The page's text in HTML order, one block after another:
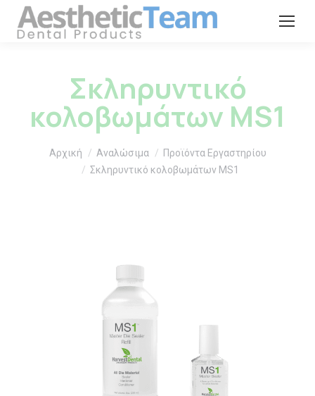
Σκληρυντικό
κολοβωμάτων MS1
You are here:
Αρχική Αναλώσιμα
Προϊόντα Εργαστηρίου
Σκληρυντικό κολοβωμάτων MS1